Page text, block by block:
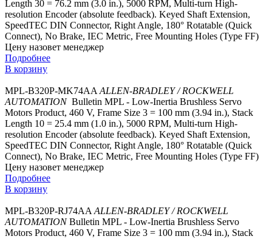
Length 30 = 76.2 mm (3.0 in.), 5000 RPM, Multi-turn High-
resolution Encoder (absolute feedback). Keyed Shaft Extension,
SpeedTEC DIN Connector, Right Angle, 180° Rotatable (Quick
Connect), No Brake, IEC Metric, Free Mounting Holes (Type FF)
Цену назовет менеджер
Подробнее
В корзину
MPL-B320P-MK74AA ALLEN-BRADLEY / ROCKWELL
AUTOMATION Bulletin MPL - Low-Inertia Brushless Servo
Motors Product, 460 V, Frame Size 3 = 100 mm (3.94 in.), Stack
Length 10 = 25.4 mm (1.0 in.), 5000 RPM, Multi-turn High-
resolution Encoder (absolute feedback). Keyed Shaft Extension,
SpeedTEC DIN Connector, Right Angle, 180° Rotatable (Quick
Connect), No Brake, IEC Metric, Free Mounting Holes (Type FF)
Цену назовет менеджер
Подробнее
В корзину
MPL-B320P-RJ74AA ALLEN-BRADLEY / ROCKWELL
AUTOMATION Bulletin MPL - Low-Inertia Brushless Servo
Motors Product, 460 V, Frame Size 3 = 100 mm (3.94 in.), Stack